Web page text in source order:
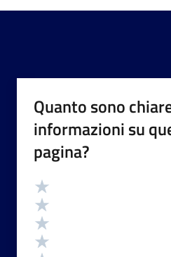
Quanto sono
informazioni su
pagina?
Valutazione